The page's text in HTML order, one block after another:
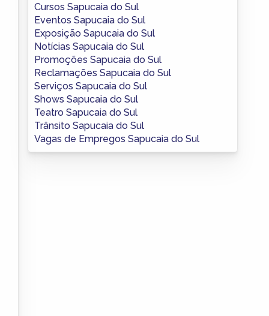
Cursos Sapucaia do Sul
Eventos Sapucaia do Sul
Exposição Sapucaia do Sul
Notícias Sapucaia do Sul
Promoções Sapucaia do Sul
Reclamações Sapucaia do Sul
Serviços Sapucaia do Sul
Shows Sapucaia do Sul
Teatro Sapucaia do Sul
Trânsito Sapucaia do Sul
Vagas de Empregos Sapucaia do Sul